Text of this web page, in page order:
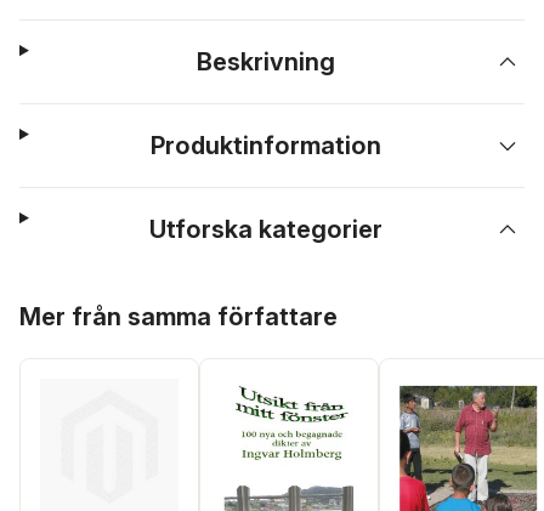
Beskrivning
Produktinformation
Utforska kategorier
Mer från samma författare